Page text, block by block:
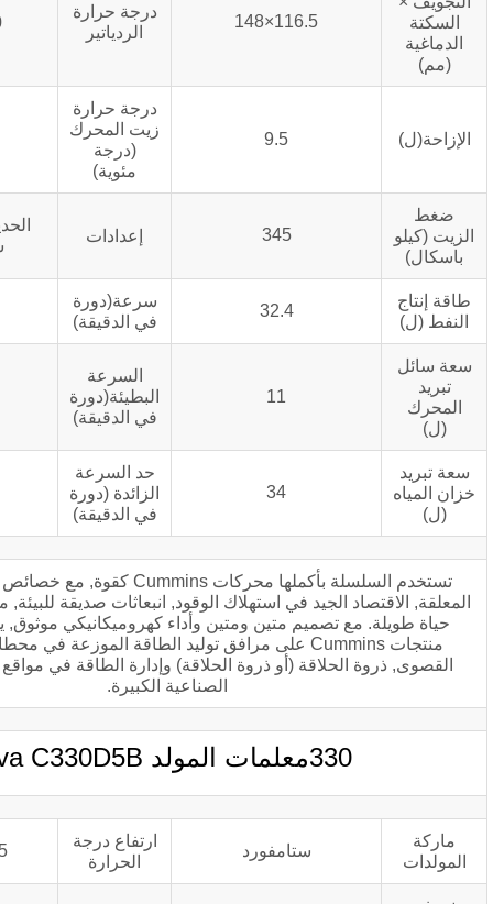
116.5×148
درجة حرارة
الردياتير
40درجه مئوية
9.5
زيت المحرك
(درجة
121
345 إعدادات
سكتات دماغية
32.4
سرعة(دورة
في الدقيقة)
1500
11
البطيئة(دورة
725~775
34
الزائدة (دورة
1725±50
تستخدم السلسلة بأكملها محركات Cummins كقوة, مع خصائص الاستجابة العابرة
في استهلاك الوقود, انبعاثات صديقة للبيئة, موثوقية عالية ودورة
متين ومتين وأداء كهروميكانيكي موثوق, يمكن أيضًا تطبيق
منتجات Cummins على مرافق توليد الطاقة الموزعة في محطات توليد الطاقة
(أو ذروة الحلاقة) وإدارة الطاقة في مواقع الإنتاج التجارية أو
ستامفورد
ارتفاع درجة
الحرارة
125درجه مئوية